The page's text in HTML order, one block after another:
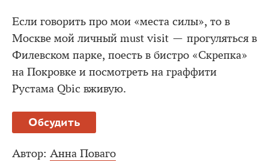
Если говорить про мои «места силы», то в
Москве мой личный must visit — прогуляться в
Филевском парке, поесть в бистро «Скрепка»
на Покровке и посмотреть на граффити
Рустама Qbic вживую.
Обсудить
Автор: Анна Поваго